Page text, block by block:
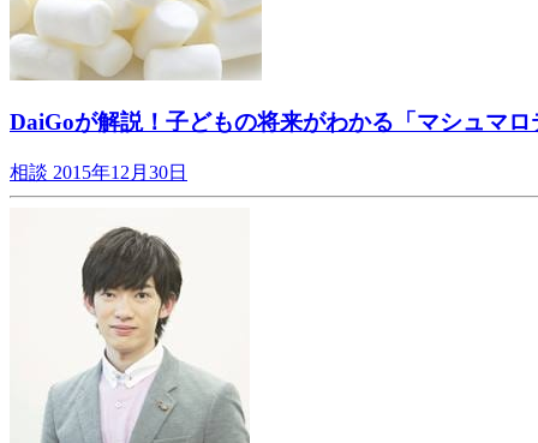
DaiGoが解説！子どもの将来がわかる「マシュマロ
相談 2015年12月30日